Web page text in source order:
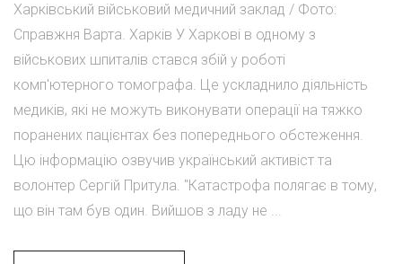
Харківський військовий медичний заклад / Фото:
Справжня Варта. Харків У Харкові в одному з
військових шпиталів стався збій у роботі
комп'ютерного томографа. Це ускладнило діяльність
медиків, які не можуть виконувати операції на тяжко
поранених пацієнтах без попереднього обстеження.
Цю інформацію озвучив український активіст та
волонтер Сергій Притула. "Катастрофа полягає в тому,
що він там був один. Вийшов з ладу не ...